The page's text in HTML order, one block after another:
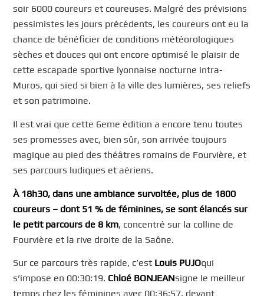
soir 6000 coureurs et coureuses. Malgré des prévisions
pessimistes les jours précédents, les coureurs ont eu la
chance de bénéficier de conditions météorologiques
sèches et douces qui ont encore optimisé le plaisir de
cette escapade sportive lyonnaise nocturne intra-
Muros, qui sied si bien à la ville des lumières, ses reliefs
et son patrimoine.
Il est vrai que cette 6eme édition a encore tenu toutes
ses promesses avec, bien sûr, son arrivée toujours
magique au pied des théâtres romains de Fourvière, et
ses parcours ludiques et aériens.
À 18h30, dans une ambiance survoltée, plus de 1800
coureurs – dont 51 % de féminines, se sont élancés sur
le petit parcours de 8 km, concentré sur la colline de
Fourvière et la rive droite de la Saône.
Sur ce parcours très rapide, c’est Louis PUJOqui
s’impose en 00:30:19. Chloé BONJEANsigne le meilleur
temps chez les féminines avec 00:36:57, devant